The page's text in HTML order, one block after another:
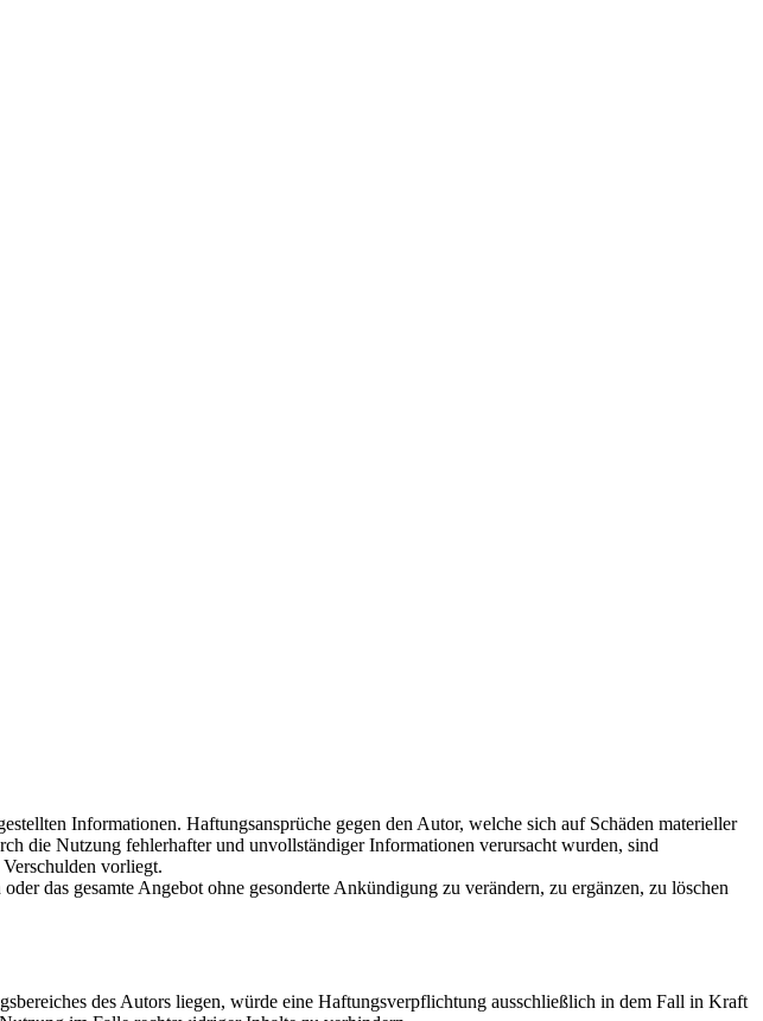
Informationen. Haftungsansprüche gegen den Autor, welche sich auf Schäden materieller
die Nutzung fehlerhafter und unvollständiger Informationen verursacht wurden, sind
vorliegt.
das gesamte Angebot ohne gesonderte Ankündigung zu verändern, zu ergänzen, zu löschen
des Autors liegen, würde eine Haftungsverpflichtung ausschließlich in dem Fall in Kraft